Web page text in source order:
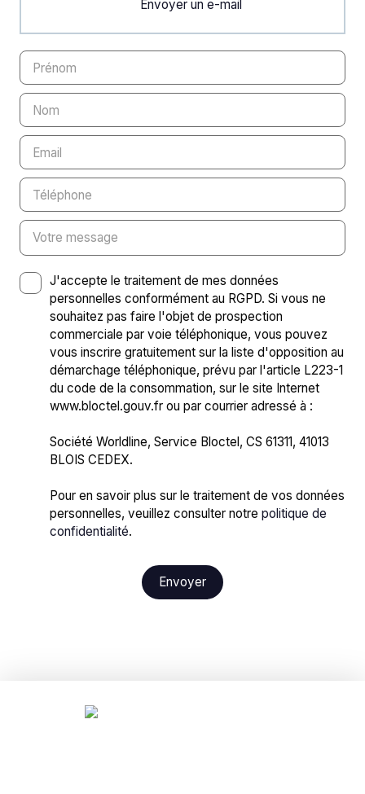
Envoyer un e-mail
Prénom
Nom
Email
Téléphone
Votre message
J'accepte le traitement de mes données
personnelles conformément au RGPD. Si vous ne
souhaitez pas faire l'objet de prospection
commerciale par voie téléphonique, vous pouvez
vous inscrire gratuitement sur la liste d'opposition au
démarchage téléphonique, prévu par l'article L223-1
du code de la consommation, sur le site Internet
www.bloctel.gouv.fr ou par courrier adressé à :
Société Worldline, Service Bloctel, CS 61311, 41013
BLOIS CEDEX.
Pour en savoir plus sur le traitement de vos données
personnelles, veuillez consulter notre politique de
confidentialité.
Envoyer